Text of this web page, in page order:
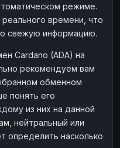
режиме.
времени, что
свежую информацию.
Cardano (ADA) на
рекомендуем вам
обменном
понять его
из них на данной
нейтральный или
определить насколько